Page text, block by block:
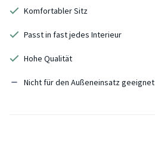
Komfortabler Sitz
Passt in fast jedes Interieur
Hohe Qualität
Nicht für den Außeneinsatz geeignet